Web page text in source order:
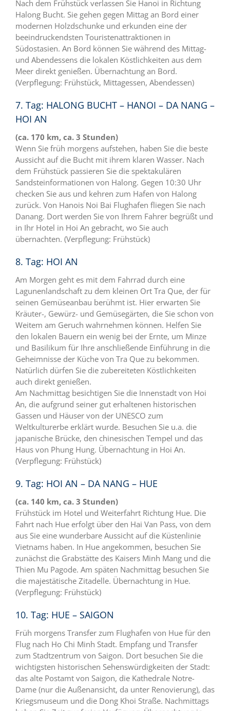
Nach dem Frühstück verlassen Sie Hanoi in Richtung
Halong Bucht. Sie gehen gegen Mittag an Bord einer
modernen Holzdschunke und erkunden eine der
beeindruckendsten Touristenattraktionen in
Südostasien. An Bord können Sie während des Mittag-
und Abendessens die lokalen Köstlichkeiten aus dem
Meer direkt genießen. Übernachtung an Bord.
(Verpflegung: Frühstück, Mittagessen, Abendessen)
7. Tag: HALONG BUCHT – HANOI – DA NANG –
HOI AN
(ca. 170 km, ca. 3 Stunden)
Wenn Sie früh morgens aufstehen, haben Sie die beste
Aussicht auf die Bucht mit ihrem klaren Wasser. Nach
dem Frühstück passieren Sie die spektakulären
Sandsteinformationen von Halong. Gegen 10:30 Uhr
checken Sie aus und kehren zum Hafen von Halong
zurück. Von Hanois Noi Bai Flughafen fliegen Sie nach
Danang. Dort werden Sie von Ihrem Fahrer begrüßt und
in Ihr Hotel in Hoi An gebracht, wo Sie auch
übernachten. (Verpflegung: Frühstück)
8. Tag: HOI AN
Am Morgen geht es mit dem Fahrrad durch eine
Lagunenlandschaft zu dem kleinen Ort Tra Que, der für
seinen Gemüseanbau berühmt ist. Hier erwarten Sie
Kräuter-, Gewürz- und Gemüsegärten, die Sie schon von
Weitem am Geruch wahrnehmen können. Helfen Sie
den lokalen Bauern ein wenig bei der Ernte, um Minze
und Basilikum für Ihre anschließende Einführung in die
Geheimnisse der Küche von Tra Que zu bekommen.
Natürlich dürfen Sie die zubereiteten Köstlichkeiten
auch direkt genießen.
Am Nachmittag besichtigen Sie die Innenstadt von Hoi
An, die aufgrund seiner gut erhaltenen historischen
Gassen und Häuser von der UNESCO zum
Weltkulturerbe erklärt wurde. Besuchen Sie u.a. die
japanische Brücke, den chinesischen Tempel und das
Haus von Phung Hung. Übernachtung in Hoi An.
(Verpflegung: Frühstück)
9. Tag: HOI AN – DA NANG – HUE
(ca. 140 km, ca. 3 Stunden)
Frühstück im Hotel und Weiterfahrt Richtung Hue. Die
Fahrt nach Hue erfolgt über den Hai Van Pass, von dem
aus Sie eine wunderbare Aussicht auf die Küstenlinie
Vietnams haben. In Hue angekommen, besuchen Sie
zunächst die Grabstätte des Kaisers Minh Mang und die
Thien Mu Pagode. Am späten Nachmittag besuchen Sie
die majestätische Zitadelle. Übernachtung in Hue.
(Verpflegung: Frühstück)
10. Tag: HUE – SAIGON
Früh morgens Transfer zum Flughafen von Hue für den
Flug nach Ho Chi Minh Stadt. Empfang und Transfer
zum Stadtzentrum von Saigon. Dort besuchen Sie die
wichtigsten historischen Sehenswürdigkeiten der Stadt:
das alte Postamt von Saigon, die Kathedrale Notre-
Dame (nur die Außenansicht, da unter Renovierung), das
Kriegsmuseum und die Dong Khoi Straße. Nachmittags